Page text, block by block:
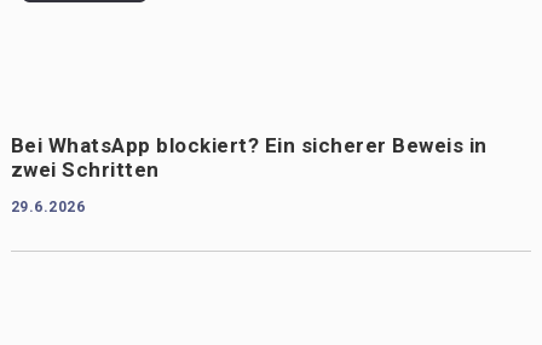
Bei WhatsApp blockiert? Ein sicherer Beweis in
zwei Schritten
29.6.2026